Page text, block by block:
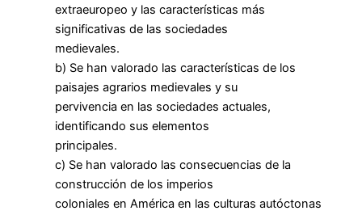
extraeuropeo y las características más
significativas de las sociedades
medievales.
b) Se han valorado las características de los
paisajes agrarios medievales y su
pervivencia en las sociedades actuales,
identificando sus elementos
principales.
c) Se han valorado las consecuencias de la
construcción de los imperios
coloniales en América en las culturas autóctonas